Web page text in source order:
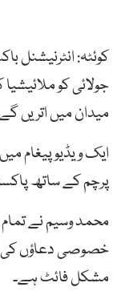
جولائی کو
میدان میں اتریں
ایک ویڈیو پیغام
پرچم کے ساتھ
محمد وسیم نے
خصوصی دعاؤں کی
مشکل فائٹ ہے۔